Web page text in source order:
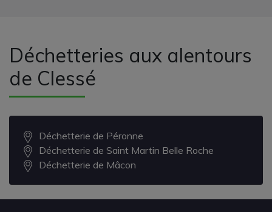
Déchetteries aux alentours
de Clessé
Déchetterie de Péronne
Déchetterie de Saint Martin Belle Roche
Déchetterie de Mâcon